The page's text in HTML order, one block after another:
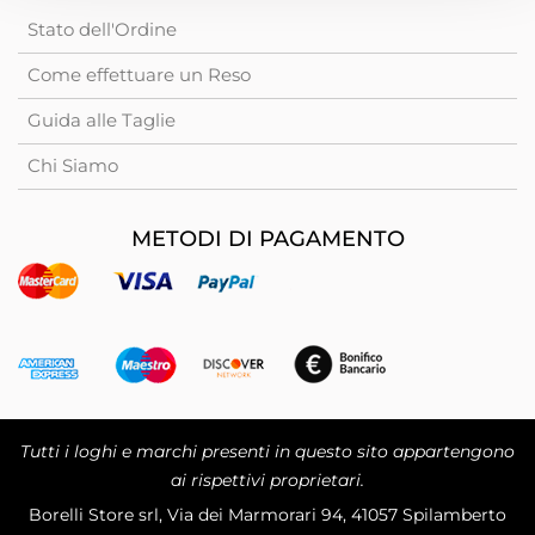
Stato dell'Ordine
Come effettuare un Reso
Guida alle Taglie
Chi Siamo
METODI DI PAGAMENTO
Tutti i loghi e marchi presenti in questo sito appartengono
ai rispettivi proprietari.
Borelli Store srl, Via dei Marmorari 94, 41057 Spilamberto